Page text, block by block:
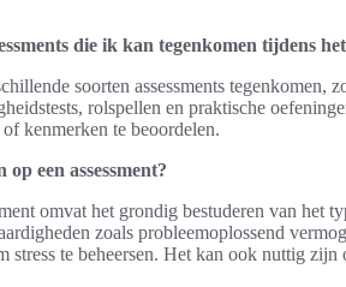
die ik kan tegenkomen tijdens
soorten assessments tegenkomen,
rolspellen en praktische
kenmerken te beoordelen.
een assessment?
omvat het grondig bestuderen van het
zoals probleemoplossend
te beheersen. Het kan ook nuttig zijn